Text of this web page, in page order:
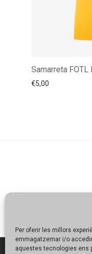
Per oferir les millors
emmagatzemar i/o
aquestes tecnologies ens
Samarreta
€5,00